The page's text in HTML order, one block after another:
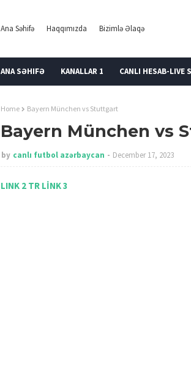
Ana Səhifə Haqqımızda Bizimlə Əlaqə
ANA SƏHIFƏ KANALLAR 1 CANLI HESAB-LIVE
Home Bayern München vs Stuttgart
Bayern München vs
by canlı futbol azərbaycan December 17, 2023
LINK 2 TR LİNK 3